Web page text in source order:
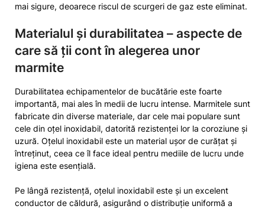
mai sigure, deoarece riscul de scurgeri de gaz este eliminat.
Materialul și durabilitatea – aspecte de
care să ții cont în alegerea unor
marmite
Durabilitatea echipamentelor de bucătărie este foarte
importantă, mai ales în medii de lucru intense. Marmitele sunt
fabricate din diverse materiale, dar cele mai populare sunt
cele din oțel inoxidabil, datorită rezistenței lor la coroziune și
uzură. Oțelul inoxidabil este un material ușor de curățat și
întreținut, ceea ce îl face ideal pentru mediile de lucru unde
igiena este esențială.
Pe lângă rezistență, oțelul inoxidabil este și un excelent
conductor de căldură, asigurând o distribuție uniformă a